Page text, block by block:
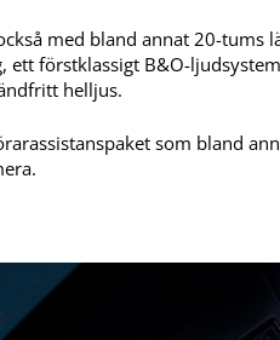
med bland annat 20-tums
ett förstklassigt B&O-
helljus.
som bland